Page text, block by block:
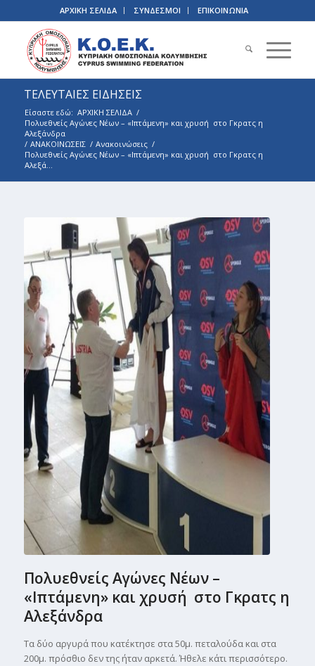
ΑΡΧΙΚΗ ΣΕΛΙΔΑ ΣΥΝΔΕΣΜΟΙ ΕΠΙΚΟΙΝΩΝΙΑ
ΤΕΛΕΥΤΑΙΕΣ ΕΙΔΗΣΕΙΣ
Είσαστε εδώ: ΑΡΧΙΚΗ ΣΕΛΙΔΑ /
Πολυεθνείς Αγώνες Νέων – «Ιπτάμενη» και χρυσή στο Γκρατς η
Αλεξάνδρα
/ ΑΝΑΚΟΙΝΩΣΕΙΣ / Ανακοινώσεις /
Πολυεθνείς Αγώνες Νέων – «Ιπτάμενη» και χρυσή στο Γκρατς η
Αλεξά...
Πολυεθνείς Αγώνες Νέων –
«Ιπτάμενη» και χρυσή στο Γκρατς η
Αλεξάνδρα
Τα δύο αργυρά που κατέκτησε στα 50μ. πεταλούδα και στα
200μ. πρόσθιο δεν της ήταν αρκετά. Ήθελε κάτι περισσότερο.